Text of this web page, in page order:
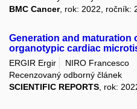
BMC Cancer, rok: 2022, ročník:
Generation and maturation
organotypic cardiac
ERGIR Ergir
NIRO Francesco
Recenzovaný odborný článek
SCIENTIFIC REPORTS, rok: